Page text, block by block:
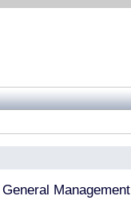
Management